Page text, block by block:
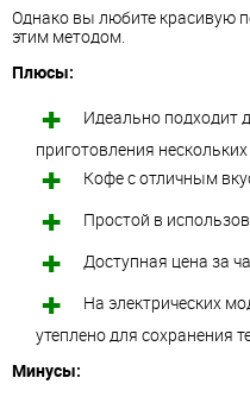
Однако вы любите красивую
этим методом.
Плюсы:
Идеально подходит
приготовления
Кофе с отличным
Простой в
Доступная цена за
На электрических
утеплено для сохранения
Минусы: